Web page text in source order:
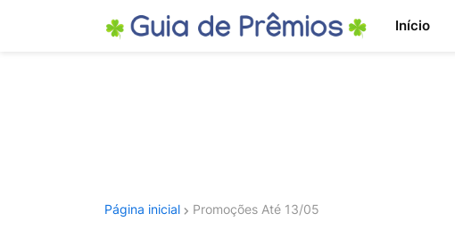
Início
Página inicial Promoções Até 13/05